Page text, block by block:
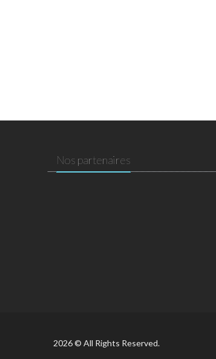
Nos partenaires
2026 © All Rights Reserved.